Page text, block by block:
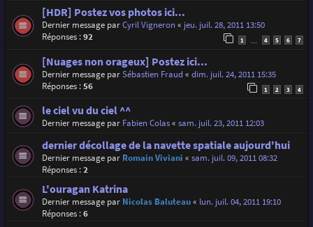
[HDR] Postez vos photos ici...
Dernier message parCyril Vigneron« jeu. juil. 28, 2011 13:50
Réponses :92 1 4 5 6 7
[Nuages non orageux] Postez ici...
Dernier message parSébastien Fraud« dim. juil. 24, 2011 15:35
Réponses :56 1 2 3 4
le ciel vu du ciel ^^
Dernier message par Fabien Colas« sam. juil. 23, 2011 12:03
dernier décollage de la navette spatiale aujourd'hui
Dernier message par Romain Viviani « sam. juil. 09, 2011 08:32
Réponses :2
L'ouragan Katrina
Dernier message par Nicolas Baluteau« lun. juil. 04, 2011 19:10
Réponses :6